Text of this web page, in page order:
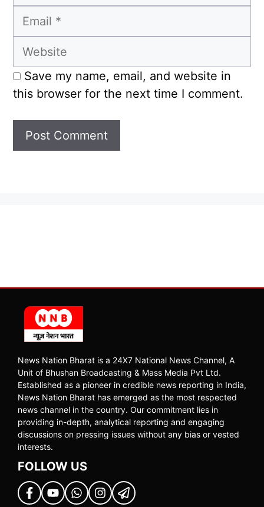
Email
Website
Save my name, email, and website in
this browser for the next time I comment.
News Nation Bharat is a 24X7 National News Channel, A
Unit of Bhushan Broadcasting & Mass Media Pvt Ltd.
Established as a pioneer in credible news reporting in India,
News Nation Bharat has emerged as the most respected
news channel in the country. Our commitment lies in
providing in-depth, analytical reporting and engaging
discussions on pressing issues without any bias or vested
interests.
FOLLOW US